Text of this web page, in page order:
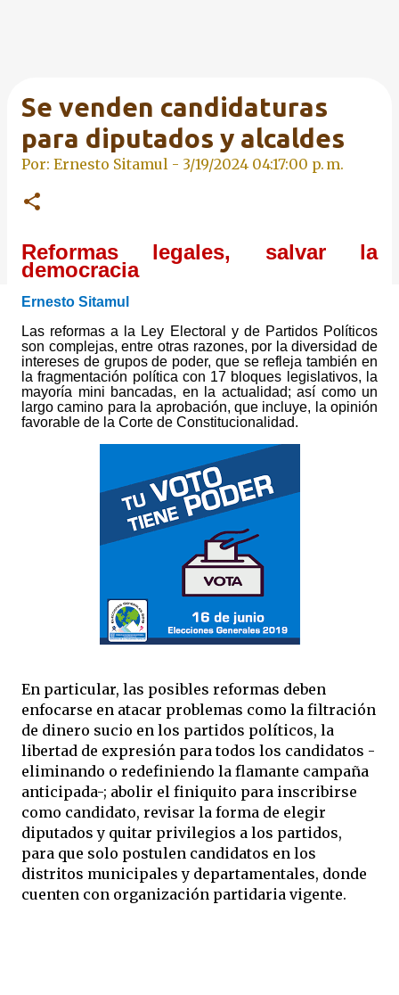
Se venden candidaturas
para diputados y alcaldes
Por: Ernesto Sitamul - 3/19/2024 04:17:00 p. m.
Reformas legales, salvar la
democracia
Ernesto Sitamul
Las reformas a la Ley Electoral y de Partidos Políticos
son complejas, entre otras razones, por la diversidad de
intereses de grupos de poder, que se refleja también en
la fragmentación política con 17 bloques legislativos, la
mayoría mini bancadas, en la actualidad; así como un
largo camino para la aprobación, que incluye, la opinión
favorable de la Corte de Constitucionalidad.
En particular, las posibles reformas deben
enfocarse en atacar problemas como la filtración
de dinero sucio en los partidos políticos, la
libertad de expresión para todos los candidatos -
eliminando o redefiniendo la flamante campaña
anticipada-; abolir el finiquito para inscribirse
como candidato, revisar la forma de elegir
diputados y quitar privilegios a los partidos,
para que solo postulen candidatos en los
distritos municipales y departamentales, donde
cuenten con organización partidaria vigente.